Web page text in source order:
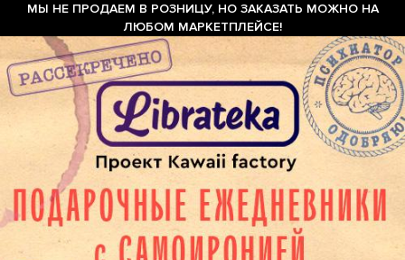
МЫ НЕ ПРОДАЕМ В РОЗНИЦУ, НО ЗАКАЗАТЬ МОЖНО НА
ЛЮБОМ МАРКЕТПЛЕЙСЕ!